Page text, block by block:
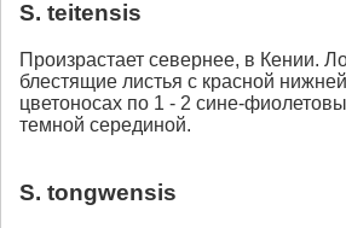
S. teitensis
Произрастает севернее, в Кении.
блестящие листья с красной
цветоносах по 1 - 2 сине-
темной серединой.
S. tongwensis